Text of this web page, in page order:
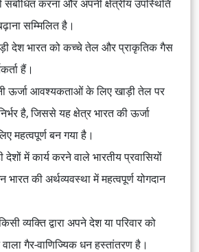
करना और अपनी क्षेत्रीय उपस्थिति
सम्मिलित है।
देश भारत को कच्चे तेल और प्राकृतिक गैस
हैं।
ऊर्जा आवश्यकताओं के लिए खाड़ी तेल पर
है, जिससे यह क्षेत्र भारत की ऊर्जा
महत्वपूर्ण बन गया है।
देशों में कार्य करने वाले भारतीय प्रवासियों
भारत की अर्थव्यवस्था में महत्वपूर्ण योगदान
व्यक्ति द्वारा अपने देश या परिवार को
गैर-वाणिज्यिक धन हस्तांतरण है।